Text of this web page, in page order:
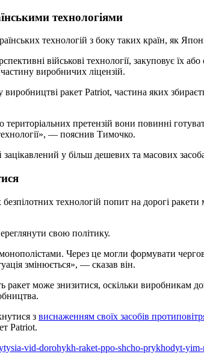
технологіями
технологій з боку таких країн, як
військові технології, закуповує їх
виробничих ліцензій.
ракет Patriot, частина яких
претензій вони повинні
— пояснив Тимочко.
у більш дешевих та масових
технологій попит на дорогі
свою політику.
Через це могли формувати
змінюється», — сказав він.
може знизитися, оскільки виробникам
з виснаженням своїх засобів
Patriot.
vid-dorohykh-raket-ppo-shcho-prykhodyt-